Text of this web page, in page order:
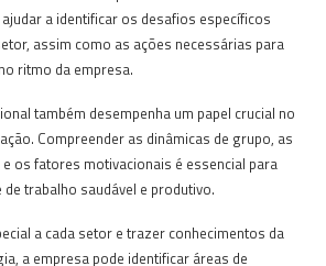
a identificar os desafios específicos
assim como as ações necessárias para
ritmo da empresa.
também desempenha um papel crucial no
Compreender as dinâmicas de grupo, as
os fatores motivacionais é essencial para
trabalho saudável e produtivo.
a cada setor e trazer conhecimentos da
a empresa pode identificar áreas de